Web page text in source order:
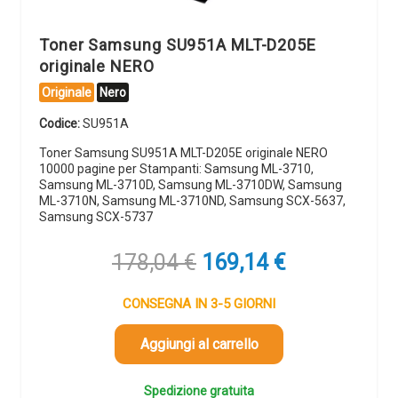
Toner Samsung SU951A MLT-D205E
originale NERO
Originale Nero
Codice:SU951A
Toner Samsung SU951A MLT-D205E originale NERO
10000 pagine per Stampanti: Samsung ML-3710,
Samsung ML-3710D, Samsung ML-3710DW, Samsung
ML-3710N, Samsung ML-3710ND, Samsung SCX-5637,
Samsung SCX-5737
178,04€ Il
originale
era:
178,04 €.
169,14 €Il
CONSEGNA IN 3-5 GIORNI
Aggiungi al carrello
Spedizione gratuita